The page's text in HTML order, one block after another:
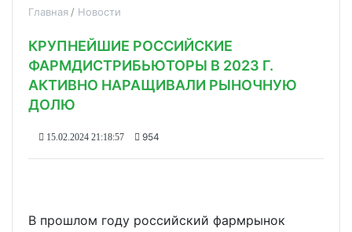
Главная Новости
КРУПНЕЙШИЕ РОССИЙСКИЕ
ФАРМДИСТРИБЬЮТОРЫ В 2023 Г.
АКТИВНО НАРАЩИВАЛИ РЫНОЧНУЮ
ДОЛЮ
15.02.2024 21:18:57 954
В прошлом году российский фармрынок